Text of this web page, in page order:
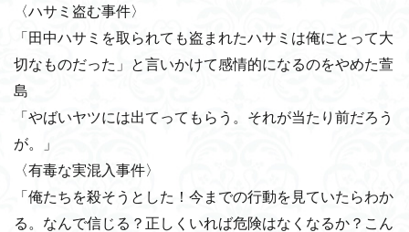
〈ハサミ盗む事件〉
「田中ハサミを取られても盗まれたハサミは俺にとって大
切なものだった」と言いかけて感情的になるのをやめた萱
島
「やばいヤツには出てってもらう。それが当たり前だろう
が。」
〈有毒な実混入事件〉
「俺たちを殺そうとした！今までの行動を見ていたらわか
る。なんで信じる？正しくいれば危険はなくなるか？こん